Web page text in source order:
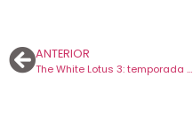
ANTERIOR
The White Lotus 3: temporada à deriva, mas com um final em cheio